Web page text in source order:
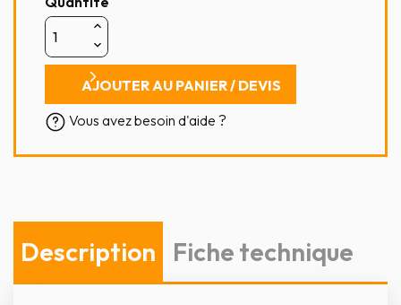
AJOUTER AU PANIER / DEVIS
Vous avez besoin d'aide ?
Description Fiche technique